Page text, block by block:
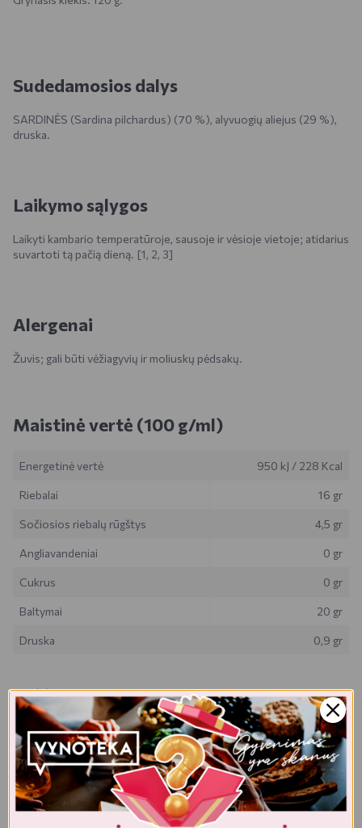
Sudedamosios dalys
SARDINĖS (Sardina pilchardus) (70 %), alyvuogių aliejus (29 %),
druska.
Laikymo sąlygos
Laikyti kambario temperatūroje, sausoje ir vėsioje vietoje; atidarius
suvartoti tą pačią dieną. [1, 2, 3]
Alergenai
Žuvis; gali būti vėžiagyvių ir moliuskų pėdsakų.
Maistinė vertė (100 g/ml)
Energetinė vertė 950 kJ / 228 Kcal
Riebalai 16 gr
Sočiosios riebalų rūgštys 4,5 gr
Angliavandeniai 0 gr
Cukrus 0 gr
Baltymai 20 gr
Druska 0,9 gr
Tiekėjas
Mobi2do LDA
Av. Miguel Fernandes n 27A, 7800-396 Beja , Portugalija
Realios prekės išvaizda gali šiek tiek skirtis nuo esančios nuotraukoje.